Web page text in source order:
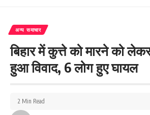
अन्य समाचार
बिहार में कुत्ते को मारने को
हुआ विवाद, 6 लोग हुए घायल
2 Min Read